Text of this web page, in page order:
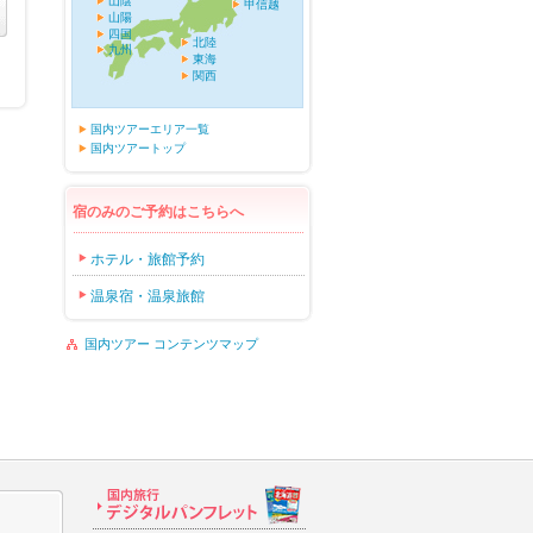
甲信越
北陸
東海
関西
山陽
四国
九州
国内ツアーエリア一覧
国内ツアートップ
宿のみのご予約はこちらへ
ホテル・旅館予約
温泉宿・温泉旅館
国内ツアー コンテンツマップ